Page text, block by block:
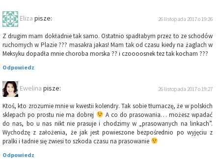
Eliza pisze: 26 listopada 2017 o 19:26
Z drugim mam dokładnie tak samo. Ostatnio spadłabym przez to ze schodów
ruchomych w Plazie ??? masakra jakas! Mam tak od czasu kiedy na żaglach w
Meksyku dopadła mnie choroba morska ?? i czoooosnek tez tak kocham ???
Odpowiedz
Ewelina pisze: 26 listopada 2017 o 19:27
Ktoś, kto zrozumie mnie w kwestii kolendry. Tak sobie tłumaczę, że w polskich
sklepach po prostu nie ma dobrej
A co do prasowania… możesz wpadać
do nas, bo u nas nikt nie prasuje i chodzimy w „prasowanych na linkach”.
Wychodzę z założenia, że jak jest powieszone bezpośrednio po wyjęciu z
pralki i ładnie się zwiesi to szkoda czasu na prasowanie
Odpowiedz